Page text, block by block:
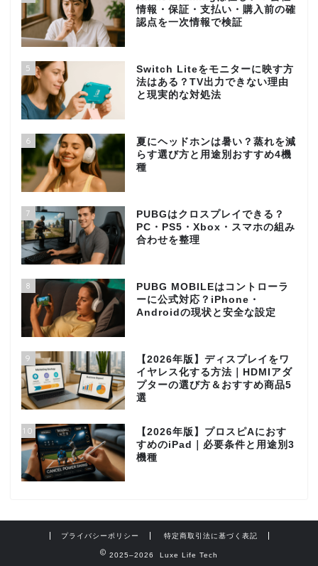
情報・保証・支払い・購入前の確
認点を一次情報で検証
5
Switch Liteをモニターに映す方
法はある？TV出力できない理由
と現実的な対処法
6
夏にヘッドホンは暑い？蒸れを減
らす選び方と用途別おすすめ4機
種
7
PUBGはクロスプレイできる？
PC・PS5・Xbox・スマホの組み
合わせを整理
8
PUBG MOBILEはコントローラ
ーに公式対応？iPhone・
Androidの現状と安全な設定
9
【2026年版】ディスプレイをワ
イヤレス化する方法｜HDMIアダ
プターの選び方＆おすすめ商品5
選
10
【2026年版】プロスピAにおす
すめのiPad｜必要条件と用途別3
機種
プライバシーポリシー 特定商取引法に基づく表記
2025–2026 Luxe Life Tech